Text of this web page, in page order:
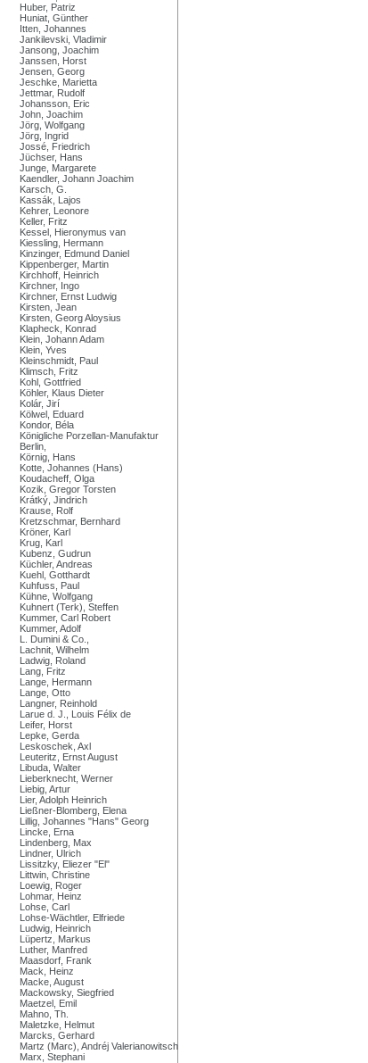
Huber, Patriz
Huniat, Günther
Itten, Johannes
Jankilevski, Vladimir
Jansong, Joachim
Janssen, Horst
Jensen, Georg
Jeschke, Marietta
Jettmar, Rudolf
Johansson, Eric
John, Joachim
Jörg, Wolfgang
Jörg, Ingrid
Jossé, Friedrich
Jüchser, Hans
Junge, Margarete
Kaendler, Johann Joachim
Karsch, G.
Kassák, Lajos
Kehrer, Leonore
Keller, Fritz
Kessel, Hieronymus van
Kiessling, Hermann
Kinzinger, Edmund Daniel
Kippenberger, Martin
Kirchhoff, Heinrich
Kirchner, Ingo
Kirchner, Ernst Ludwig
Kirsten, Jean
Kirsten, Georg Aloysius
Klapheck, Konrad
Klein, Johann Adam
Klein, Yves
Kleinschmidt, Paul
Klimsch, Fritz
Kohl, Gottfried
Köhler, Klaus Dieter
Kolár, Jirí
Kölwel, Eduard
Kondor, Béla
Königliche Porzellan-Manufaktur
Berlin,
Körnig, Hans
Kotte, Johannes (Hans)
Koudacheff, Olga
Kozik, Gregor Torsten
Krátký, Jindrich
Krause, Rolf
Kretzschmar, Bernhard
Kröner, Karl
Krug, Karl
Kubenz, Gudrun
Küchler, Andreas
Kuehl, Gotthardt
Kuhfuss, Paul
Kühne, Wolfgang
Kuhnert (Terk), Steffen
Kummer, Carl Robert
Kummer, Adolf
L. Dumini & Co.,
Lachnit, Wilhelm
Ladwig, Roland
Lang, Fritz
Lange, Hermann
Lange, Otto
Langner, Reinhold
Larue d. J., Louis Félix de
Leifer, Horst
Lepke, Gerda
Leskoschek, Axl
Leuteritz, Ernst August
Libuda, Walter
Lieberknecht, Werner
Liebig, Artur
Lier, Adolph Heinrich
Ließner-Blomberg, Elena
Lillig, Johannes "Hans" Georg
Lincke, Erna
Lindenberg, Max
Lindner, Ulrich
Lissitzky, Eliezer "El"
Littwin, Christine
Loewig, Roger
Lohmar, Heinz
Lohse, Carl
Lohse-Wächtler, Elfriede
Ludwig, Heinrich
Lüpertz, Markus
Luther, Manfred
Maasdorf, Frank
Mack, Heinz
Macke, August
Mackowsky, Siegfried
Maetzel, Emil
Mahno, Th.
Maletzke, Helmut
Marcks, Gerhard
Martz (Marc), Andréj Valerianowitsch
Marx, Stephani